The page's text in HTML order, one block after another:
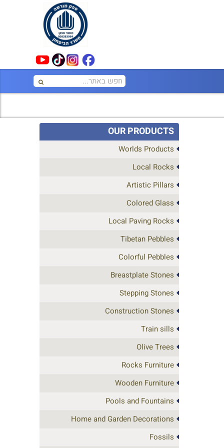
OUR PRODUCTS
Worlds Products
Local Rocks
Artistic Pillars
Colored Glass
Local Paving Rocks
Tibetan Pebbles
Colorful Pebbles
Breastplate Stones
Stepping Stones
Construction Stones
Train sills
Olive Trees
Rocks Furniture
Wooden Furniture
Pools and Fountains
Home and Garden Decorations
Fossils